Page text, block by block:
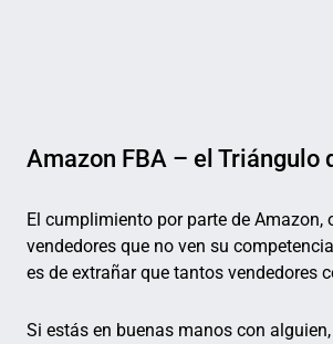
Amazon FBA – el Triángulo
El cumplimiento por parte de
vendedores que no ven su
es de extrañar que tantos vendedores
Si estás en buenas manos con